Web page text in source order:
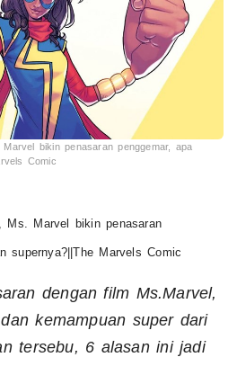
bikin penasaran penggemar, apa
Comic
Ms. Marvel bikin penasaran
supernya?||The Marvels Comic
dengan film Ms.Marvel,
kemampuan super dari
tersebu, 6 alasan ini jadi